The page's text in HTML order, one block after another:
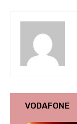
VODAFONE